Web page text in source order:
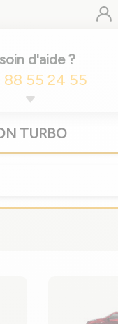
d'aide ?
88 55 24 55
TURBO